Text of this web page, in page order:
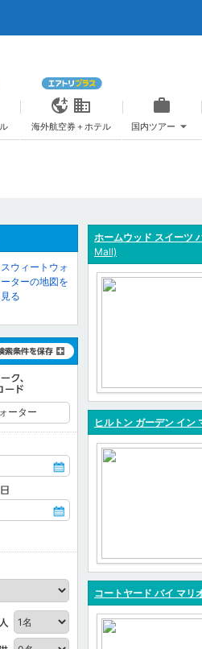
海外航空券＋ホテル 国内ツアー
ホームウッド スイーツ
Mall)
ヒルトン ガーデン イン
コートヤード バイ マリ
スウィートウォ
ーターの地図を
見る